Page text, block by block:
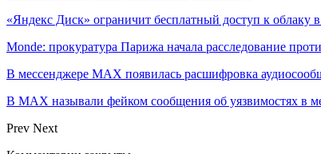
«Яндекс Диск» ограничит бесплатный доступ к
Monde: прокуратура Парижа начала расследование
В мессенджере MAX появилась расшифровка
В МAX называли фейком сообщения об уязвимостях в
Prev Next